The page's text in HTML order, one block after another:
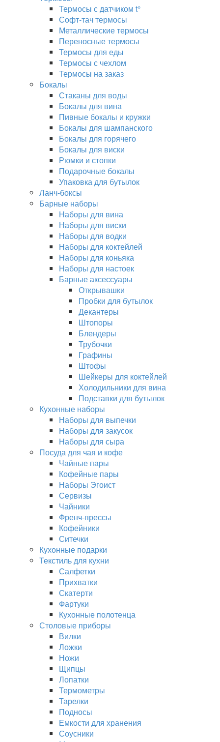
Термосы с датчиком t°
Софт-тач термосы
Металлические термосы
Переносные термосы
Термосы для еды
Термосы с чехлом
Термосы на заказ
Бокалы
Стаканы для воды
Бокалы для вина
Пивные бокалы и кружки
Бокалы для шампанского
Бокалы для горячего
Бокалы для виски
Рюмки и стопки
Подарочные бокалы
Упаковка для бутылок
Ланч-боксы
Барные наборы
Наборы для вина
Наборы для виски
Наборы для водки
Наборы для коктейлей
Наборы для коньяка
Наборы для настоек
Барные аксессуары
Открывашки
Пробки для бутылок
Декантеры
Штопоры
Блендеры
Трубочки
Графины
Штофы
Шейкеры для коктейлей
Холодильники для вина
Подставки для бутылок
Кухонные наборы
Наборы для выпечки
Наборы для закусок
Наборы для сыра
Посуда для чая и кофе
Чайные пары
Кофейные пары
Наборы Эгоист
Сервизы
Чайники
Френч-прессы
Кофейники
Ситечки
Кухонные подарки
Текстиль для кухни
Салфетки
Прихватки
Скатерти
Фартуки
Кухонные полотенца
Столовые приборы
Вилки
Ложки
Ножи
Щипцы
Лопатки
Термометры
Тарелки
Подносы
Емкости для хранения
Соусники